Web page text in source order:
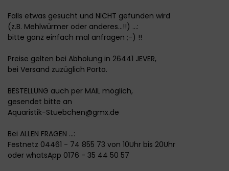
Falls etwas gesucht und NICHT gefunden wird
(z.B. Mehlwürmer oder anderes...!!) ...:
bitte ganz einfach mal anfragen ;-) !!
Preise gelten bei Abholung in 26441 JEVER,
bei Versand zuzüglich Porto.
BESTELLUNG auch per MAIL möglich,
gesendet bitte an
Aquaristik-Stuebchen@gmx.de
Bei ALLEN FRAGEN ...:
Festnetz 04461 - 74 855 73 von 10Uhr bis 20Uhr
oder whatsApp 0176 - 35 44 50 57